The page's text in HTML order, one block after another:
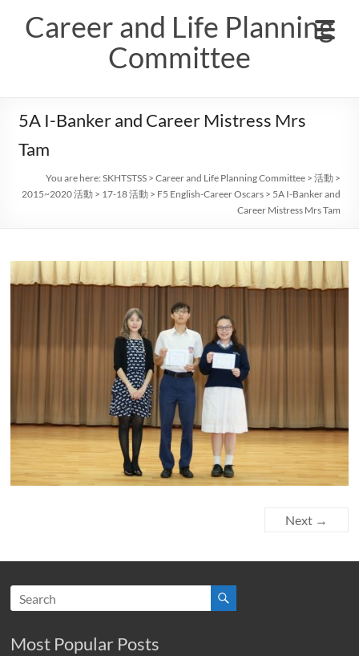
contentCareer and Life Planning
Committee
5A I-Banker and Career Mistress Mrs
Tam
You are here:SKHTSTSS >Career and Life Planning Committee >活動 >
2015~2020 活動 > 17-18 活動 > F5 English-Career Oscars > 5A I-Banker and
Career Mistress Mrs Tam
Next →
Most Popular Posts